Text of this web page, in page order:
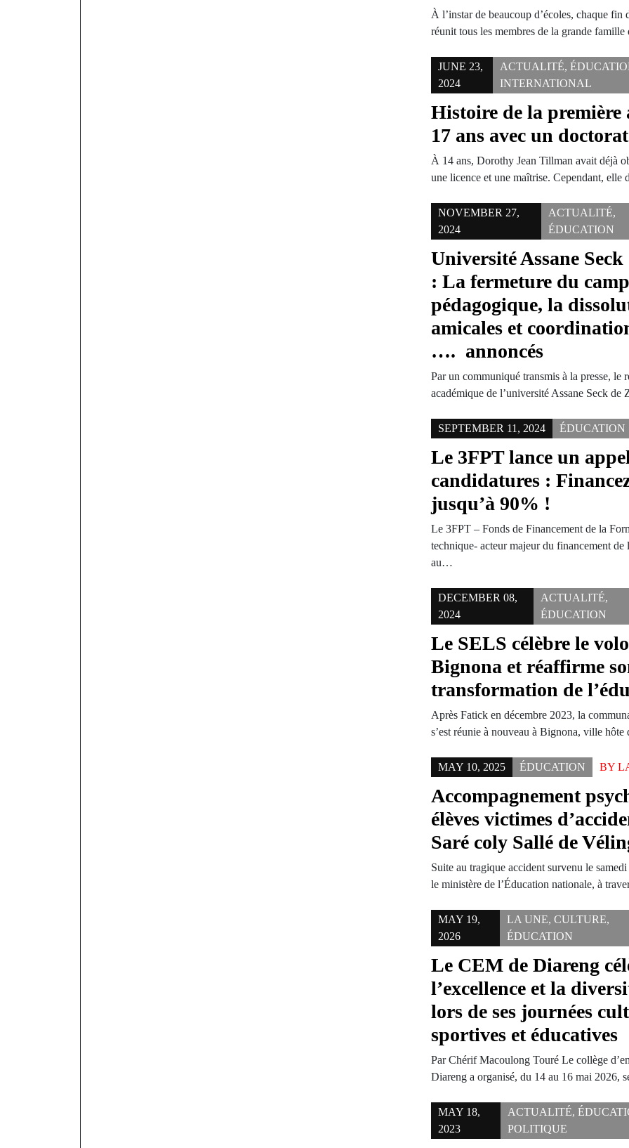
À l’instar de beaucoup d’écoles, chaque fin
réunit tous les membres de la grande
JUNE 23,
2024
ACTUALITÉ,
INTERNATIONAL
Histoire de la première
17 ans avec un doctorat
À 14 ans, Dorothy Jean Tillman avait déjà
une licence et une maîtrise. Cependant,
NOVEMBER 27,
2024
ACTUALITÉ,
ÉDUCATION
Université Assane
: La fermeture du
pédagogique, la
amicales et
…. annoncés
Par un communiqué transmis à la presse, le
académique de l’université Assane Seck
SEPTEMBER 11, 2024 ÉDUCATION
Le 3FPT lance un
candidatures :
jusqu’à 90% !
Le 3FPT – Fonds de Financement de la
technique- acteur majeur du financement
au…
DECEMBER 08,
2024
ACTUALITÉ,
ÉDUCATION
Le SELS célèbre le
Bignona et réaffirme
transformation de
Après Fatick en décembre 2023, la
s’est réunie à nouveau à Bignona, ville
MAY 10, 2025 ÉDUCATION BY
Accompagnement
élèves victimes
Saré coly Sallé de
Suite au tragique accident survenu le
le ministère de l’Éducation nationale, à
MAY 19,
2026
LA UNE, CULTURE,
ÉDUCATION
Le CEM de Diareng
l’excellence et la
lors de ses journées
sportives et éducatives
Par Chérif Macoulong Touré Le collège
Diareng a organisé, du 14 au 16 mai 2026,
MAY 18,
2023
ACTUALITÉ,
POLITIQUE